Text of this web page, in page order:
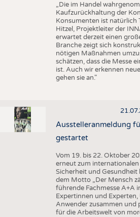
„Die im Handel
Kaufzurückhaltung der
Konsumenten ist natürlich
Hitzel, Projektleiter der
erwartet derzeit einen
Branche zeigt sich
nötigen Maßnahmen
schätzen, dass die Messe
ist. Auch wir erkennen
gehen sie an."
Ausstelleranmeldung
gestartet
Vom 19. bis 22. Oktober
erneut zum
Sicherheit und
dem Motto „Der Mensch
führende Fachmesse A+A
Expertinnen und
Anwender zusammen und
für die Arbeitswelt von